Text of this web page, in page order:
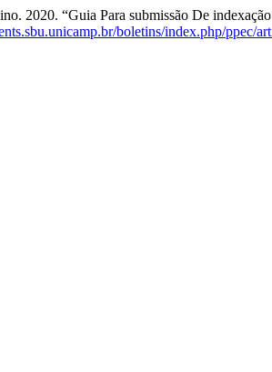
2020. “Guia Para submissão De
boletins/index.php/ppec/